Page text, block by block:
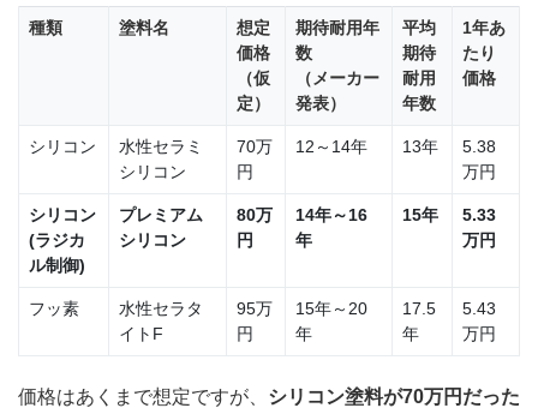
種類 塗料名
想定
価格
（仮
定）
期待耐用年
数
（メーカー
発表）
平均
期待
耐用
年数
1年あ
たり
価格
シリコン
水性セラミ
シリコン
70万
円
12～14年 13年
5.38
万円
シリコン
(ラジカ
ル制御)
プレミアム
シリコン
80万
円
14年～16
年
15年
5.33
万円
フッ素
水性セラタ
イトF
95万
円
15年～20
年
17.5
年
5.43
万円
価格はあくまで想定ですが、 シリコン塗料が70万円だった